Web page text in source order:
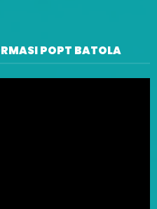
POPT BATOLA